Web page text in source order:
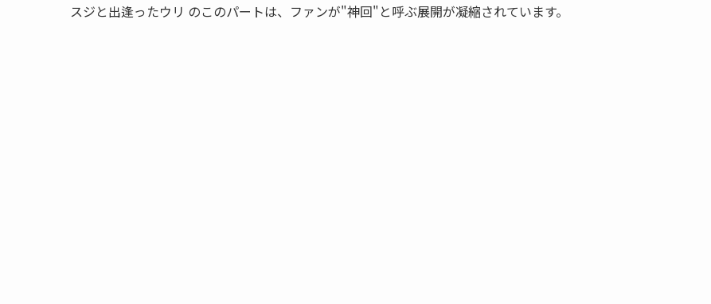
スジと出逢ったウリ のこのパートは、ファンが"神回"と呼ぶ展開が凝縮されています。